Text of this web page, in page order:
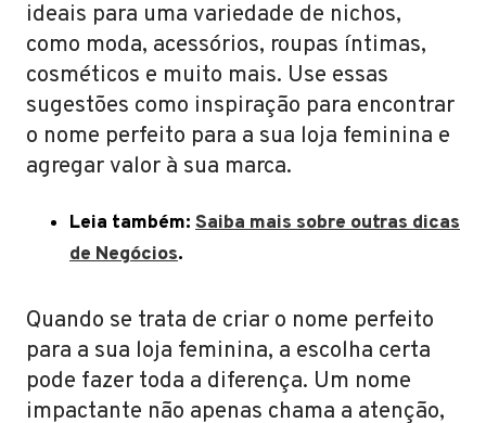
ideais para uma variedade de nichos,
como moda, acessórios, roupas íntimas,
cosméticos e muito mais. Use essas
sugestões como inspiração para encontrar
o nome perfeito para a sua loja feminina e
agregar valor à sua marca.
Leia também: Saiba mais sobre outras dicas
de Negócios.
Quando se trata de criar o nome perfeito
para a sua loja feminina, a escolha certa
pode fazer toda a diferença. Um nome
impactante não apenas chama a atenção,